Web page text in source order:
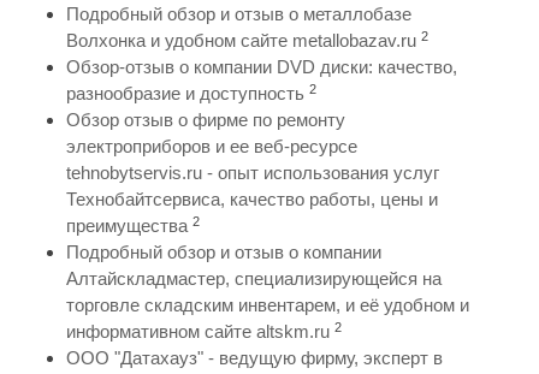
Подробный обзор и отзыв о металлобазе
Волхонка и удобном сайте metallobazav.ru 2
Обзор-отзыв о компании DVD диски: качество,
разнообразие и доступность 2
Обзор отзыв о фирме по ремонту
электроприборов и ее веб-ресурсе
tehnobytservis.ru - опыт использования услуг
Технобайтсервиса, качество работы, цены и
преимущества 2
Подробный обзор и отзыв о компании
Алтайскладмастер, специализирующейся на
торговле складским инвентарем, и её удобном и
информативном сайте altskm.ru 2
ООО "Датахауз" - ведущую фирму, эксперт в